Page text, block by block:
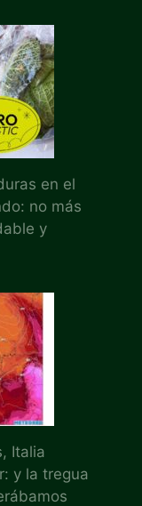
en el
no más
y
Italia
y la tregua